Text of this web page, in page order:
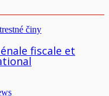
fiscale et